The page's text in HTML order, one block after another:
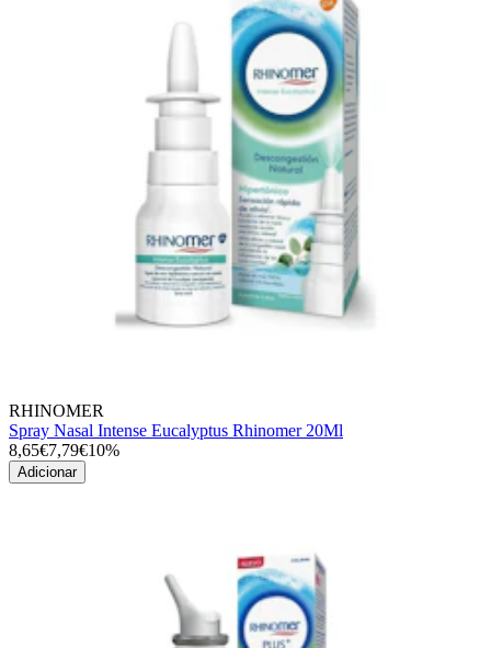
RHINOMER
Spray Nasal Intense Eucalyptus Rhinomer 20Ml
8,65€7,79€10%
Adicionar